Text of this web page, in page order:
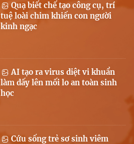
Quạ biết chế tạo công cụ, trí
tuệ loài chim khiến con người
kinh ngạc
AI tạo ra virus diệt vi khuẩn
làm dấy lên mối lo an toàn sinh
học
Cứu sống trẻ sơ sinh viêm